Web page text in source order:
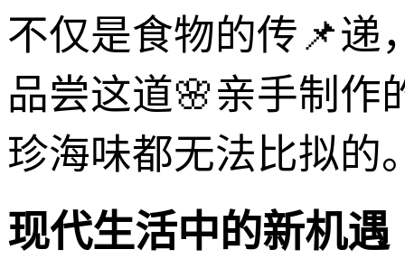
不仅是食物的传📌递
品尝这道🌸亲手制作
珍海味都无法比拟的
现代生活中的新机遇